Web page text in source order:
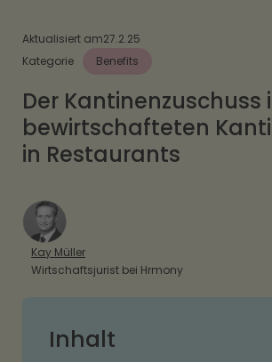
Aktualisiert am27.2.25
Kategorie
Benefits
Der Kantinenzuschuss
bewirtschafteten
in Restaurants
Kay Müller
Wirtschaftsjurist bei Hrmony
Inhalt